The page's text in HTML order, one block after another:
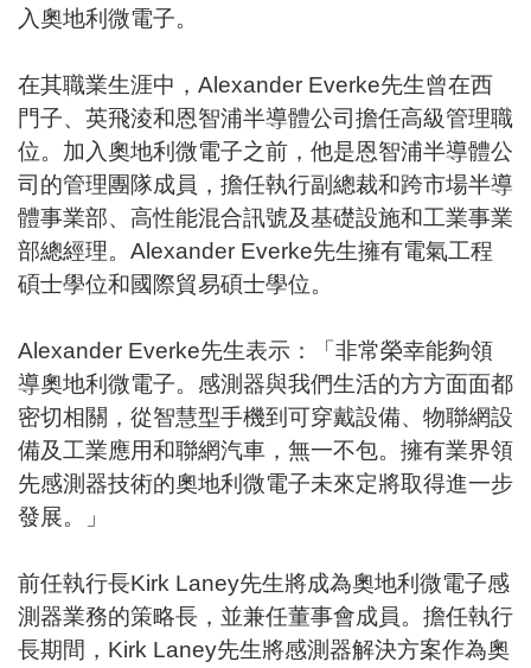
入奧地利微電子。
在其職業生涯中，Alexander Everke先生曾在西
門子、英飛淩和恩智浦半導體公司擔任高級管理職
位。加入奧地利微電子之前，他是恩智浦半導體公
司的管理團隊成員，擔任執行副總裁和跨市場半導
體事業部、高性能混合訊號及基礎設施和工業事業
部總經理。Alexander Everke先生擁有電氣工程
碩士學位和國際貿易碩士學位。
Alexander Everke先生表示：「非常榮幸能夠領
導奧地利微電子。感測器與我們生活的方方面面都
密切相關，從智慧型手機到可穿戴設備、物聯網設
備及工業應用和聯網汽車，無一不包。擁有業界領
先感測器技術的奧地利微電子未來定將取得進一步
發展。」
前任執行長Kirk Laney先生將成為奧地利微電子感
測器業務的策略長，並兼任董事會成員。擔任執行
長期間，Kirk Laney先生將感測器解決方案作為奧